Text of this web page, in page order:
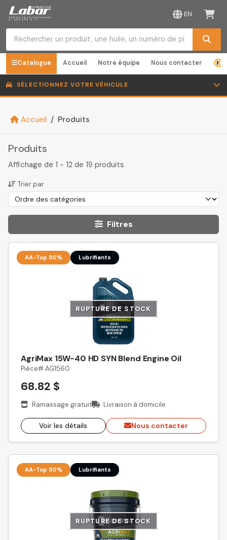
EN
Catalogue Accueil Notre équipe Nous contacter
SÉLECTIONNEZ VOTRE VÉHICULE
Accueil Produits
Produits
Affichage de 1 - 12 de 19 produits
Trier par
Filtres
AA-Top 50% Lubrifiants
RUPTURE DE STOCK
AgriMax 15W-40 HD SYN Blend Engine Oil
Pièce# AG1560
68.82 $
Ramassage gratuit Livraison à domicile
Voir les détails Nous contacter
AA-Top 50% Lubrifiants
RUPTURE DE STOCK